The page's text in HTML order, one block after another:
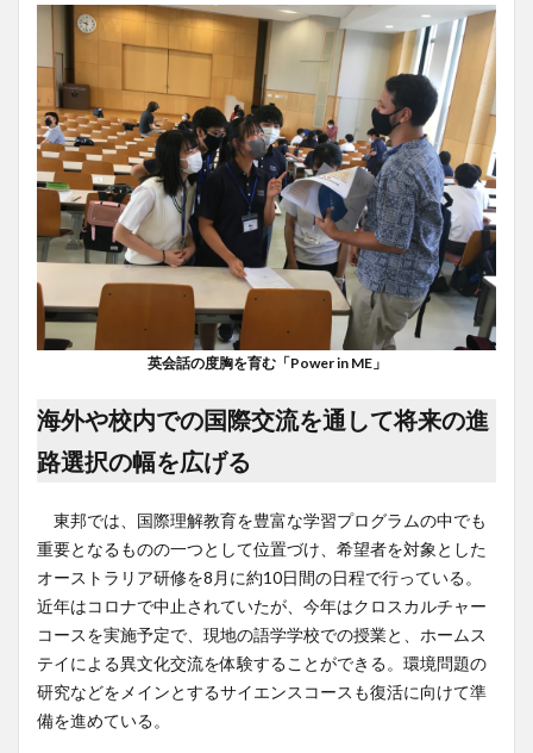
英会話の度胸を育む「Power in ME」
海外や校内での国際交流を通して将来の進
路選択の幅を広げる
東邦では、国際理解教育を豊富な学習プログラムの中でも
重要となるものの一つとして位置づけ、希望者を対象とした
オーストラリア研修を8月に約10日間の日程で行っている。
近年はコロナで中止されていたが、今年はクロスカルチャー
コースを実施予定で、現地の語学学校での授業と、ホームス
テイによる異文化交流を体験することができる。環境問題の
研究などをメインとするサイエンスコースも復活に向けて準
備を進めている。